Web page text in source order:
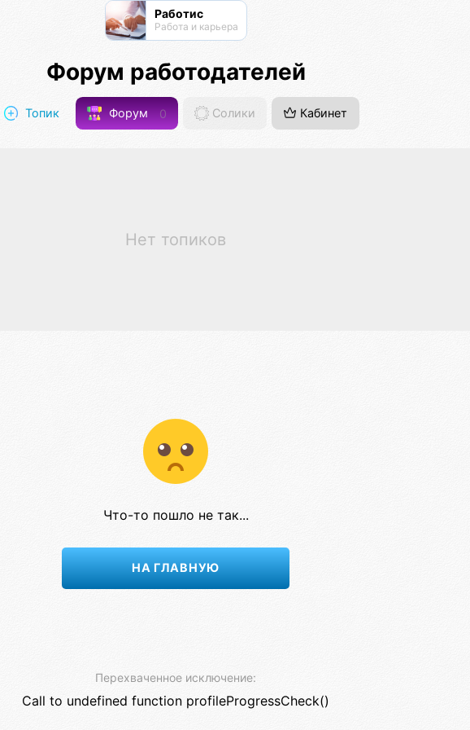
Работис
Работа и карьера
Форум работодателей
Топик Форум 0 Солики Кабинет
Нет топиков
Что-то пошло не так...
НА ГЛАВНУЮ
Перехваченное исключение:
Call to undefined function profileProgressCheck()